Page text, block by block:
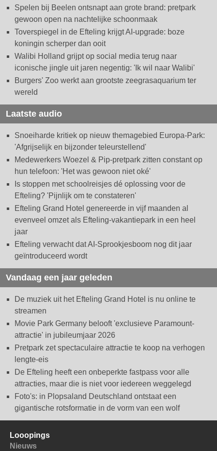
Spelen bij Beelen ontsnapt aan grote brand: pretpark
gewoon open na nachtelijke schoonmaak
Toverspiegel in de Efteling krijgt AI-upgrade: boze
koningin scherper dan ooit
Walibi Holland grijpt op social media terug naar
iconische jingle uit jaren negentig: 'Ik wil naar Walibi'
Burgers' Zoo werkt aan grootste zeegrasaquarium ter
wereld
Laatste audio
Snoeiharde kritiek op nieuw themagebied Europa-Park:
'Afgrijselijk en bijzonder teleurstellend'
Medewerkers Woezel & Pip-pretpark zitten constant op
hun telefoon: 'Het was gewoon niet oké'
Is stoppen met schoolreisjes dé oplossing voor de
Efteling? 'Pijnlijk om te constateren'
Efteling Grand Hotel genereerde in vijf maanden al
evenveel omzet als Efteling-vakantiepark in een heel
jaar
Efteling verwacht dat AI-Sprookjesboom nog dit jaar
geïntroduceerd wordt
Vandaag een jaar geleden
De muziek uit het Efteling Grand Hotel is nu online te
streamen
Movie Park Germany belooft 'exclusieve Paramount-
attractie' in jubileumjaar 2026
Pretpark zet spectaculaire attractie te koop na verhogen
lengte-eis
De Efteling heeft een onbeperkte fastpass voor alle
attracties, maar die is niet voor iedereen weggelegd
Foto's: in Plopsaland Deutschland ontstaat een
gigantische rotsformatie in de vorm van een wolf
Looopings
Nieuws